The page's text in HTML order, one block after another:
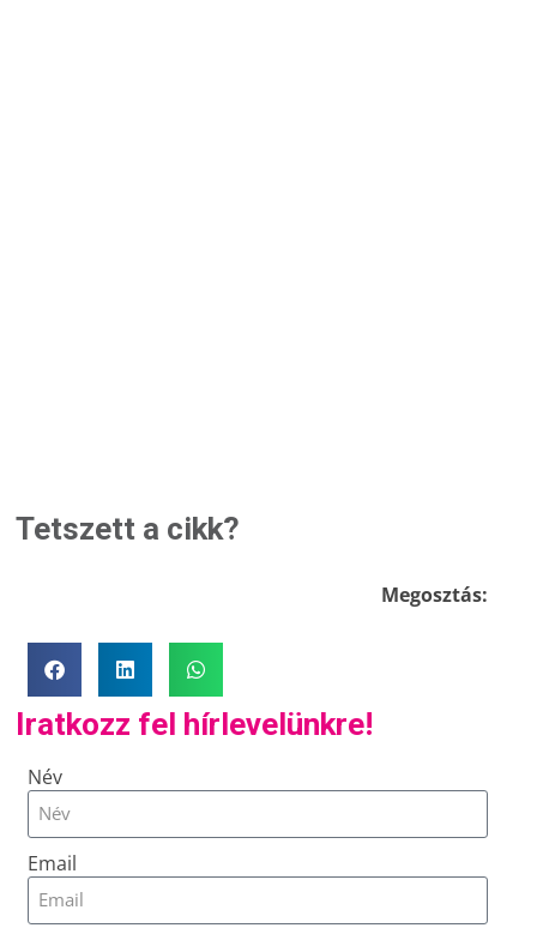
Tetszett a cikk?
Megosztás:
Iratkozz fel hírlevelünkre!
Név
Email